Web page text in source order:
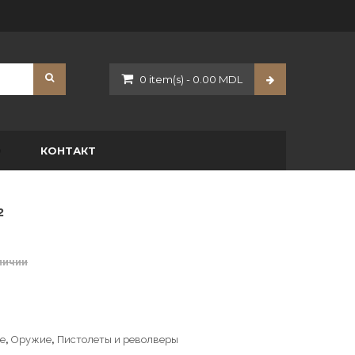
0 item(s) - 0.00 MDL
КОНТАКТ
, Оружие, Пистолеты и револверы
Тепловизоры